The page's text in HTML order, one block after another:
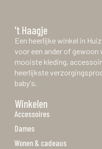
't Haagje
Een heerlijke winkel in
voor een ander of
mooiste kleding,
heerlijkste
baby's.
Winkelen
Accessoires
Dames
Wonen & cadeaus